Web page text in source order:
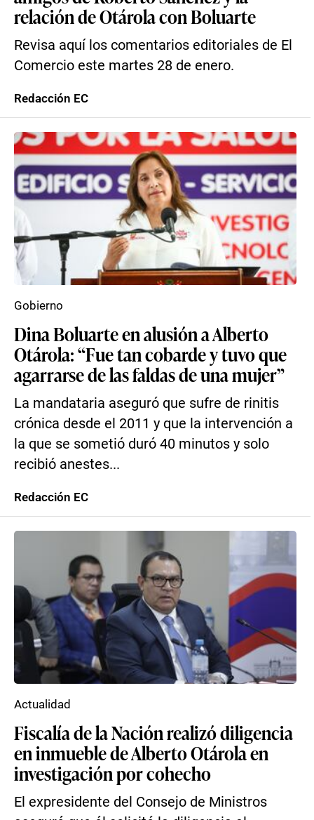
relación de Otárola con Boluarte
Revisa aquí los comentarios editoriales de El
Comercio este martes 28 de enero.
Redacción EC
Dina Boluarte en alusión a Alberto
Otárola: “Fue tan cobarde y tuvo que
agarrarse de las faldas de una mujer”
La mandataria aseguró que sufre de rinitis
crónica desde el 2011 y que la intervención a
la que se sometió duró 40 minutos y solo
recibió anestes...
Gobierno
Redacción EC
Fiscalía de la Nación realizó diligencia
en inmueble de Alberto Otárola en
investigación por cohecho
El expresidente del Consejo de Ministros
Actualidad